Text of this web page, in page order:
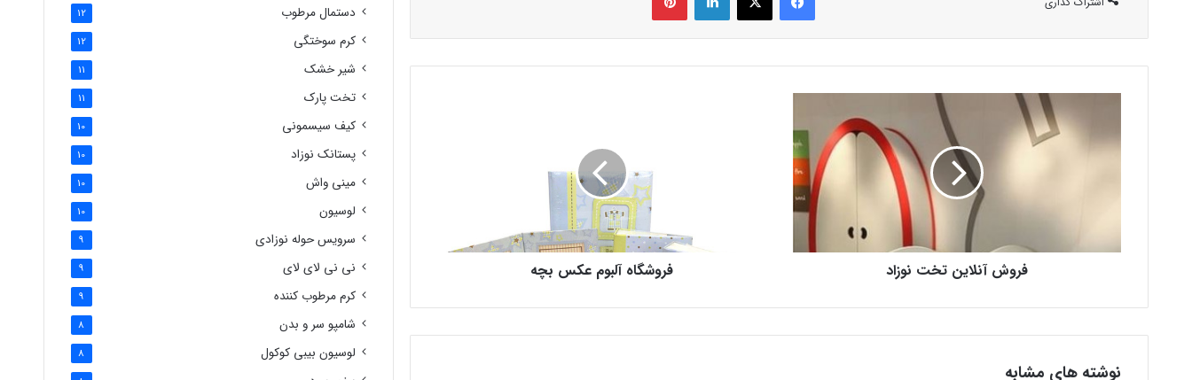
فروش آنلاین تخت نوزاد فروشگاه آلبوم عکس بچه
نوشته های مشابه
دستمال مرطوب 12
کرم سوختگی 12
شیر خشک 11
تخت پارک 11
کیف سیسمونی 10
پستانک نوزاد 10
مینی واش 10
لوسیون 10
سرویس حوله نوزادی 9
نی نی لای لای 9
کرم مرطوب کننده 9
شامپو سر و بدن 8
لوسیون بیبی کوکول 8